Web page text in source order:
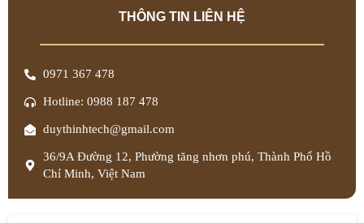
THÔNG TIN LIÊN HỆ
0971 367 478
Hotline: 0988 187 478
duythinhtech@gmail.com
36/9A Đường 12, Phường tăng nhơn phú, Thành Phố Hồ
Chí Minh, Việt Nam